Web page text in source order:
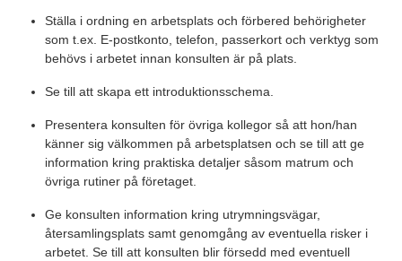
Ställa i ordning en arbetsplats och förbered behörigheter
som t.ex. E-postkonto, telefon, passerkort och verktyg som
behövs i arbetet innan konsulten är på plats.
Se till att skapa ett introduktionsschema.
Presentera konsulten för övriga kollegor så att hon/han
känner sig välkommen på arbetsplatsen och se till att ge
information kring praktiska detaljer såsom matrum och
övriga rutiner på företaget.
Ge konsulten information kring utrymningsvägar,
återsamlingsplats samt genomgång av eventuella risker i
arbetet. Se till att konsulten blir försedd med eventuell